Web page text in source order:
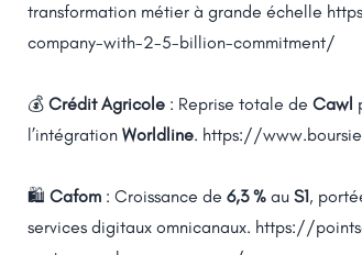
transformation métier à grande échelle
company-with-2-5-billion-commitment/
💰 Crédit Agricole : Reprise totale de Cawl
l’intégration Worldline. https://
🛍️ Cafom : Croissance de 6,3 % au S1,
services digitaux omnicanaux. https://